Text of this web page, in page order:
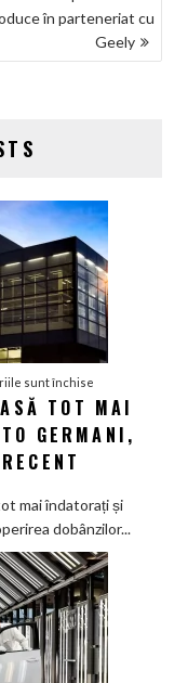
în parteneriat cu
Geely
sunt închise
Povara
datoriilor
mai
greu
furnizorii
auto
germani,
arată
un
TOT MAI
GERMANI,
mai îndatorați și
dobânzilor...